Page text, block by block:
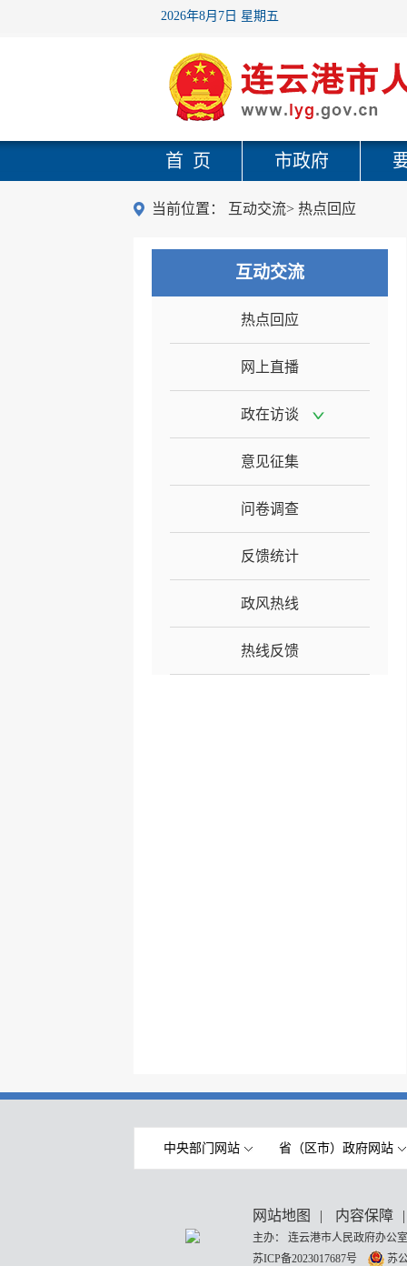
2026年8月7日 星期五
首 页 市政府
当前位置： 互动交流> 热点回应
互动交流
热点回应
网上直播
政在访谈
意见征集
问卷调查
反馈统计
政风热线
热线反馈
中央部门网站 省（区市）政府网站
网站地图 | 内容保障 |
主办： 连云港市人民政府办
苏ICP备2023017687号
苏